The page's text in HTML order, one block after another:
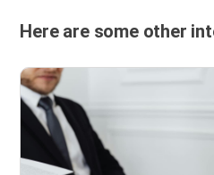
Here are some other